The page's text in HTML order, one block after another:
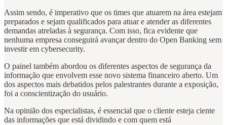
Assim sendo, é imperativo que os times que atuarem na área estejam
preparados e sejam qualificados para atuar e atender as diferentes
demandas atreladas à segurança. Com isso, fica evidente que
nenhuma empresa conseguirá avançar dentro do Open Banking sem
investir em cybersecurity.
O painel também abordou os diferentes aspectos de segurança da
informação que envolvem esse novo sistema financeiro aberto. Um
dos aspectos mais debatidos pelos palestrantes durante a exposição,
foi a conscientização do usuário.
Na opinião dos especialistas, é essencial que o cliente esteja ciente
das informações que está dividindo e com quem está